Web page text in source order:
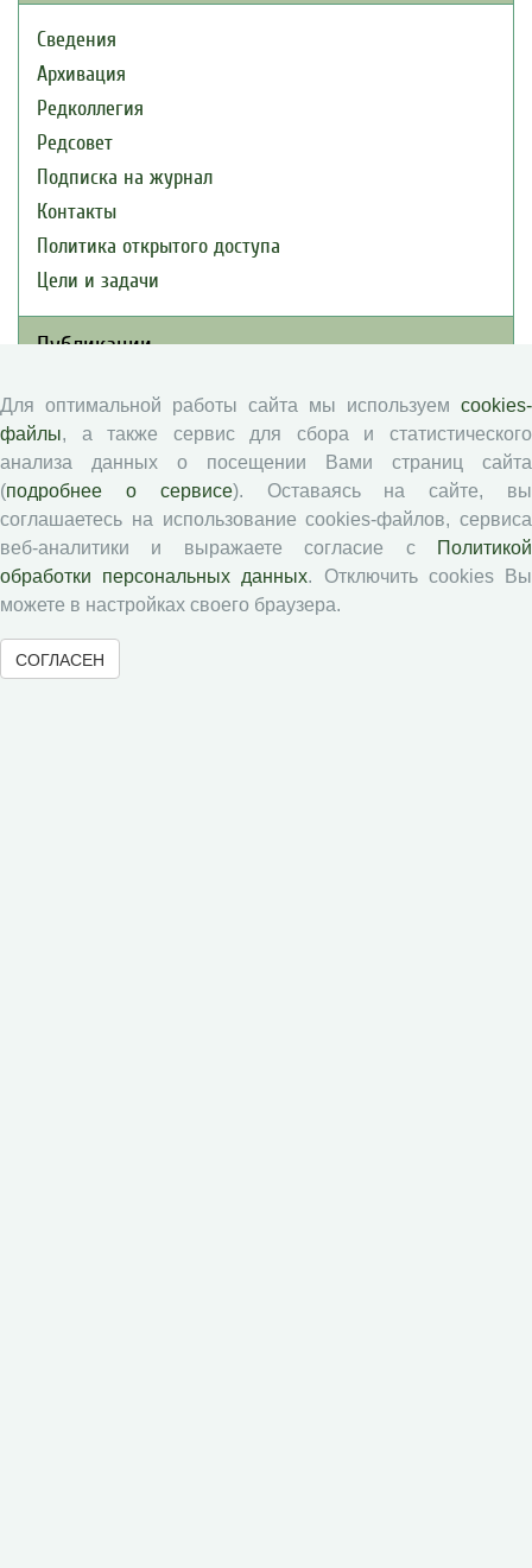
Сведения
Архивация
Редколлегия
Редсовет
Подписка на журнал
Контакты
Политика открытого доступа
Цели и задачи
Публикации
Текущий номер (Том 30, №3, 2026)
Архив
Рубрики
Авторы
Статьи
Подборка статей
Авторам
Для оптимальной работы сайта мы используем cookies-
файлы, а также сервис для сбора и статистического
анализа данных о посещении Вами страниц сайта
(подробнее о сервисе). Оставаясь на сайте, вы
соглашаетесь на использование cookies-файлов, сервиса
веб-аналитики и выражаете согласие с
Политикой
обработки персональных данных. Отключить cookies Вы
можете в настройках своего браузера.
СОГЛАСЕН